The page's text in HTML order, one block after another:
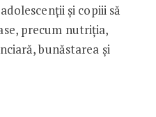
și copiii să
precum nutriția,
bunăstarea și